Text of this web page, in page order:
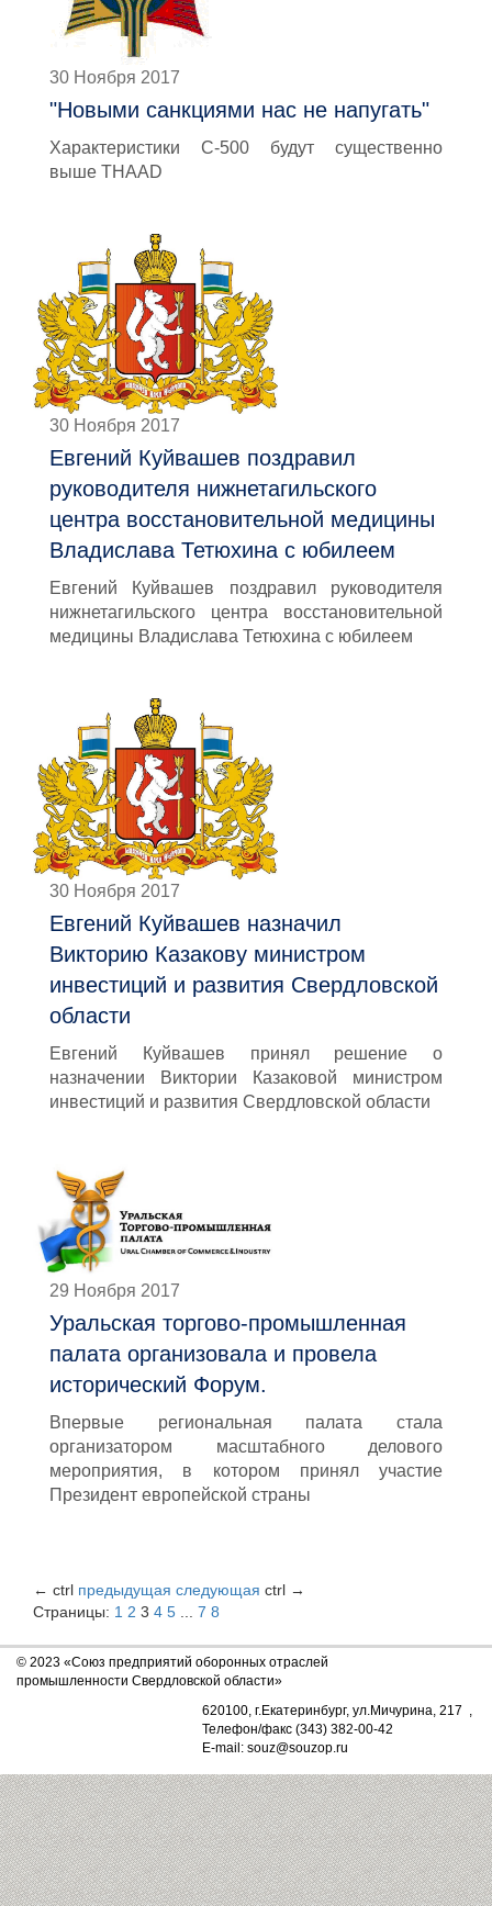
30 Ноября 2017
"Новыми санкциями нас не напугать"
Характеристики С-500 будут существенно
выше THAAD
30 Ноября 2017
Евгений Куйвашев поздравил
руководителя нижнетагильского
центра восстановительной медицины
Владислава Тетюхина с юбилеем
Евгений Куйвашев поздравил руководителя
нижнетагильского центра восстановительной
медицины Владислава Тетюхина с юбилеем
30 Ноября 2017
Евгений Куйвашев назначил
Викторию Казакову министром
инвестиций и развития Свердловской
области
Евгений Куйвашев принял решение о
назначении Виктории Казаковой министром
инвестиций и развития Свердловской области
29 Ноября 2017
Уральская торгово-промышленная
палата организовала и провела
исторический Форум.
Впервые региональная палата стала
организатором масштабного делового
мероприятия, в котором принял участие
Президент европейской страны
← ctrl предыдущая следующая ctrl →
Страницы: 1 2 3 4 5 ... 7 8
© 2023 «Союз предприятий оборонных отраслей
промышленности Свердловской области»
620100, г.Екатеринбург, ул.Мичурина, 217 ,
Телефон/факс (343) 382-00-42
E-mail: souz@souzop.ru